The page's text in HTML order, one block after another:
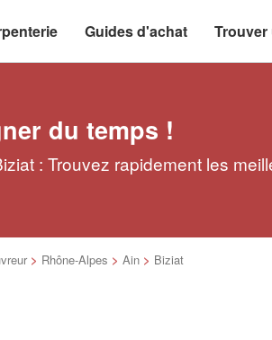
Guides d'achat
du temps !
: Trouvez rapidement les
> Rhône-Alpes > Ain > Biziat